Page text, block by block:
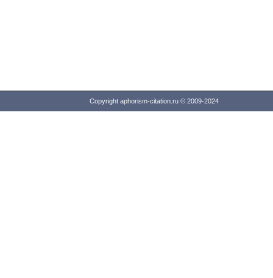
Copyright aphorism-citation.ru © 2009-2024